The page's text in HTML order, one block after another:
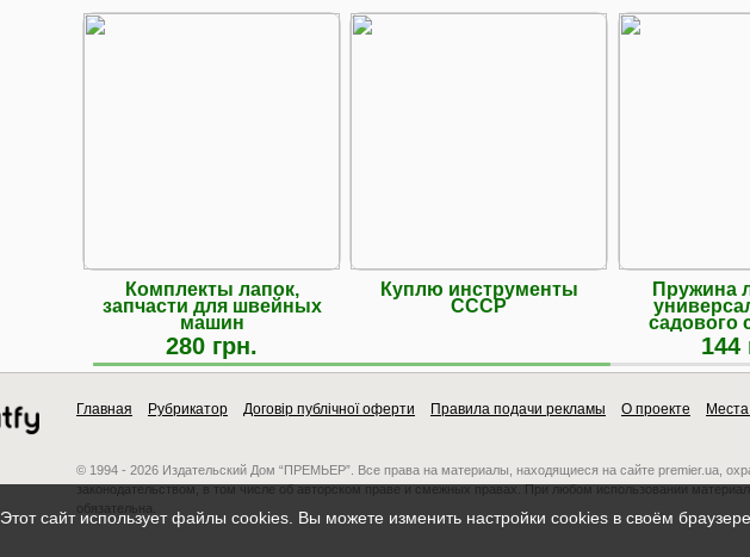
Комплекты лапок,
запчасти для швейных
машин
280 грн.
Куплю инструменты
СССР
Пружина
садового
144
Главная Рубрикатор Договір публічної оферти Правила подачи рекламы О проекте
© 1994 - 2026 Издательский Дом “ПРЕМЬЕР”. Все права на материалы, находящиеся на сайте premier.ua,
законодательством, в том числе об авторском праве и смежных правах. При любом использовании
обязательна.
Этот сайт использует файлы cookies. Вы можете изменить настройки cookies в своём браузере.